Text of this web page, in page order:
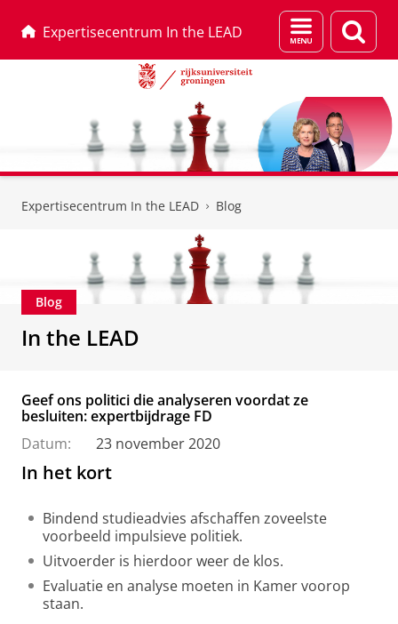
Expertisecentrum In the LEAD
Menu
en
Expertisecentrum In the LEAD Blog
Blog
In the LEAD
Geef ons politici die analyseren voordat ze
besluiten: expertbijdrage FD
Datum:
23 november 2020
In het kort
Bindend studieadvies afschaffen zoveelste
voorbeeld impulsieve politiek.
Uitvoerder is hierdoor weer de klos.
Evaluatie en analyse moeten in Kamer voorop
staan.